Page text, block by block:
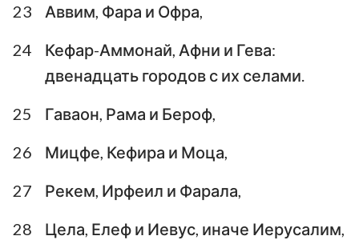
23
Аввим, Фара и Офра,
24
Кефар-Аммонай, Афни и Гева:
двенадцать городов с их селами.
25
Гаваон, Рама и Бероф,
26
Мицфе, Кефира и Моца,
27
Рекем, Ирфеил и Фарала,
28
Цела, Елеф и Иевус, иначе Иерусалим,